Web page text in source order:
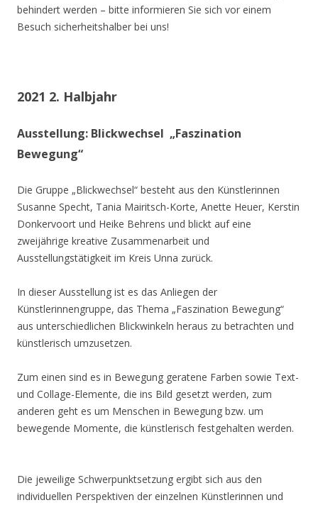
behindert werden – bitte informieren Sie sich vor einem
Besuch sicherheitshalber bei uns!
2021 2. Halbjahr
Ausstellung: Blickwechsel „Faszination
Bewegung“
Die Gruppe „Blickwechsel“ besteht aus den Künstlerinnen
Susanne Specht, Tania Mairitsch-Korte, Anette Heuer, Kerstin
Donkervoort und Heike Behrens und blickt auf eine
zweijährige kreative Zusammenarbeit und
Ausstellungstätigkeit im Kreis Unna zurück.
In dieser Ausstellung ist es das Anliegen der
Künstlerinnengruppe, das Thema „Faszination Bewegung“
aus unterschiedlichen Blickwinkeln heraus zu betrachten und
künstlerisch umzusetzen.
Zum einen sind es in Bewegung geratene Farben sowie Text-
und Collage-Elemente, die ins Bild gesetzt werden, zum
anderen geht es um Menschen in Bewegung bzw. um
bewegende Momente, die künstlerisch festgehalten werden.
Die jeweilige Schwerpunktsetzung ergibt sich aus den
individuellen Perspektiven der einzelnen Künstlerinnen und